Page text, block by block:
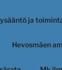
ja
Hevosmäen